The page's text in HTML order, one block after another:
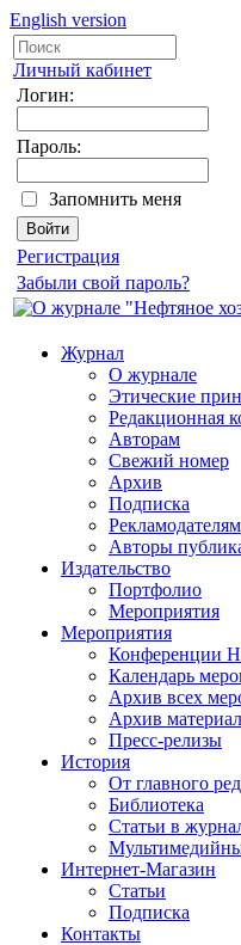
English version
Личный кабинет
Логин:
Пароль:
Запомнить меня
Регистрация
Забыли свой пароль?
Журнал
О журнале
Этические
Редакционная
Авторам
Свежий номер
Архив
Подписка
Рекламодателям
Авторы
Издательство
Портфолио
Мероприятия
Мероприятия
Конференции
Календарь
Архив всех
Архив
Пресс-релизы
История
От главного
Библиотека
Статьи в
Интернет-Магазин
Статьи
Подписка
Контакты